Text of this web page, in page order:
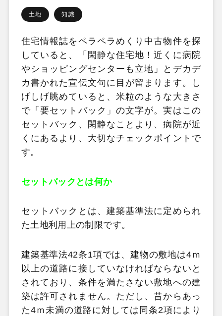
土地 知識
住宅情報誌をペラペラめくり中古物件を探
していると、「閑静な住宅地！近くに病院
やショッピングセンターも立地」とデカデ
カ書かれた宣伝文句に目が留まります。し
げしげ眺めていると、米粒のような大きさ
で「要セットバック」の文字が。実はこの
セットバック、閑静なことより、病院が近
くにあるより、大切なチェックポイントで
す。
セットバックとは何か
セットバックとは、建築基準法に定められ
た土地利用上の制限です。
建築基準法42条1項では、建物の敷地は4ｍ
以上の道路に接していなければならないと
されており、条件を満たさない敷地への建
築は許可されません。ただし、昔からあっ
た4ｍ未満の道路に対しては同条2項により